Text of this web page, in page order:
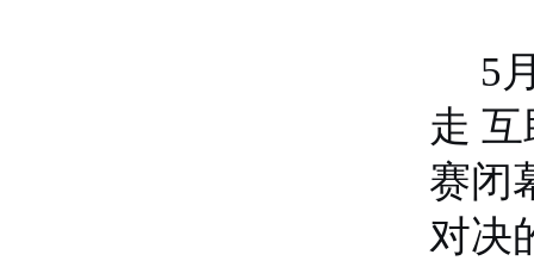
5
走
赛闭
对决